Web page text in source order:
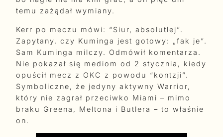
temu zażądał wymiany.
Kerr po meczu mówi: “Siur, absolutlej”.
Zapytany, czy Kuminga jest gotowy: „fak je”.
Sam Kuminga milczy. Odmówił komentarza.
Nie pokazał się mediom od 2 stycznia, kiedy
opuścił mecz z OKC z powodu “kontzji”.
Symboliczne, że jedyny aktywny Warrior,
który nie zagrał przeciwko Miami – mimo
braku Greena, Meltona i Butlera – to właśnie
on.